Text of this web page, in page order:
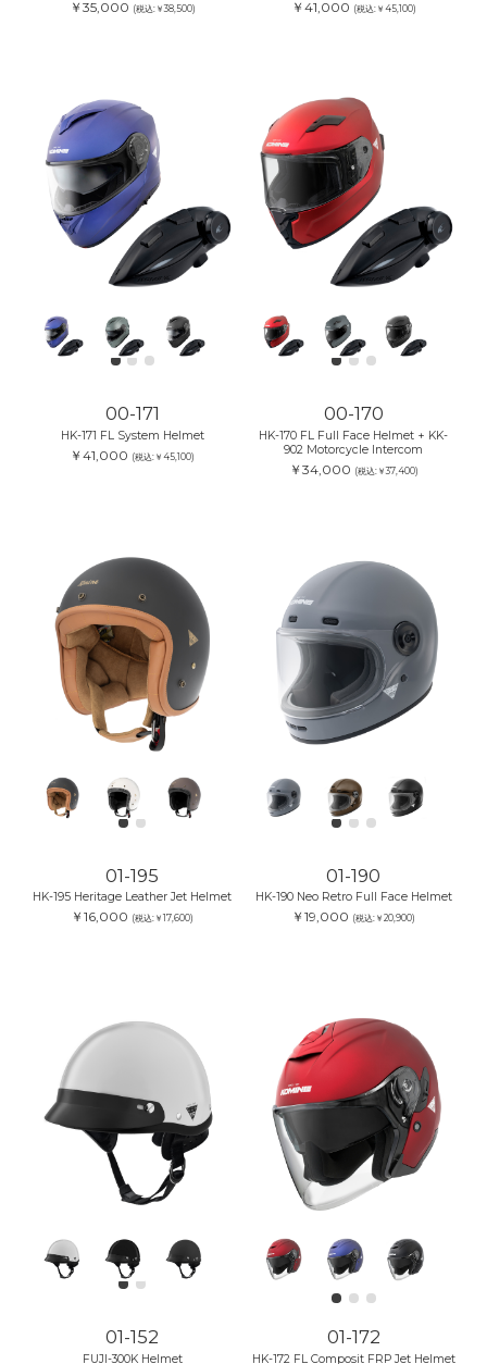
￥35,000 (税込:￥38,500) ￥41,000 (税込:￥45,100)
00-171
HK-171 FL System Helmet
￥41,000 (税込:￥45,100)
00-170
HK-170 FL Full Face Helmet + KK-
902 Motorcycle Intercom
￥34,000 (税込:￥37,400)
01-195
HK-195 Heritage Leather Jet Helmet
￥16,000 (税込:￥17,600)
01-190
HK-190 Neo Retro Full Face Helmet
￥19,000 (税込:￥20,900)
01-152
FUJI-300K Helmet
01-172
HK-172 FL Composit FRP Jet Helmet